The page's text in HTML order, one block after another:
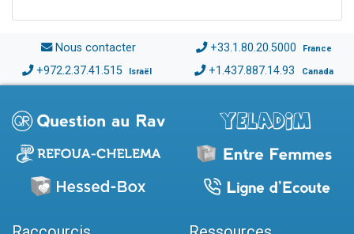
Nous contacter +33.1.80.20.5000 France
+972.2.37.41.515 Israël +1.437.887.14.93 Canada